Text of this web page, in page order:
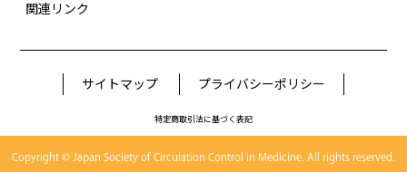
関連リンク
サイトマップ プライバシーポリシー
特定商取引法に基づく表記
Copyright © Japan Society of Circulation Control in Medicine. All rights reserved.